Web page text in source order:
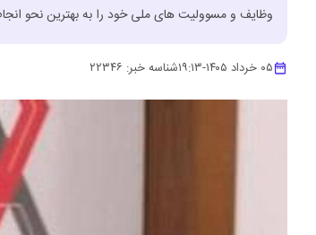
وظایف و مسوولیت های ملی خود را به بهترین نحو
۰۵ خرداد ۱۴۰۵ -۱۹:۱۳شناسه خبر: ۲۲۳۴۶